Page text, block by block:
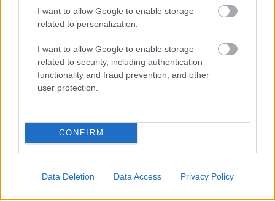
I want to allow Google to enable storage
related to personalization.
I want to allow Google to enable storage
related to security, including authentication
functionality and fraud prevention, and other
user protection.
CONFIRM
Data Deletion Data Access Privacy Policy
Dakota Johnson és Chris Martin 2022-ben, New Yorkban